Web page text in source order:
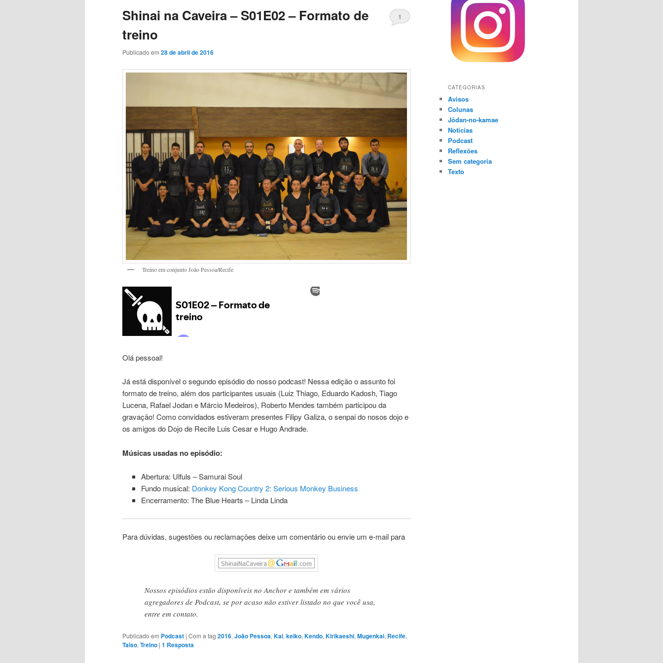
Shinai na Caveira – S01E02 – Formato de
treino
Publicado em 28 de abril de 2016
1
Treino em conjunto João Pessoa/Recife
Olá pessoal!
Já está disponível o segundo episódio do nosso podcast! Nessa edição o assunto foi
formato de treino, além dos participantes usuais (Luiz Thiago, Eduardo Kadosh, Tiago
Lucena, Rafael Jodan e Márcio Medeiros), Roberto Mendes também participou da
gravação! Como convidados estiveram presentes Filipy Galiza, o senpai do nosos dojo e
os amigos do Dojo de Recife Luis Cesar e Hugo Andrade.
Músicas usadas no episódio:
Abertura: Ulfuls – Samurai Soul
Fundo musical: Donkey Kong Country 2: Serious Monkey Business
Encerramento: The Blue Hearts – Linda Linda
Para dúvidas, sugestões ou reclamações deixe um comentário ou envie um e-mail para
Nossos episódios estão disponíveis no Anchor e também em vários
agregadores de Podcast, se por acaso não estiver listado no que você usa,
entre em contato.
Publicado em Podcast | Com a tag 2016, João Pessoa, Kai, keiko, Kendo, Kirikaeshi, Mugenkai, Recife,
Taiso, Treino | 1 Resposta
CATEGORIAS
Avisos
Colunas
Jōdan-no-kamae
Notícias
Podcast
Reflexões
Sem categoria
Texto